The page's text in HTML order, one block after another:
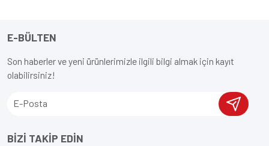
E-BÜLTEN
Son haberler ve yeni ürünlerimizle ilgili bilgi almak için kayıt
olabilirsiniz!
BİZİ TAKİP EDİN